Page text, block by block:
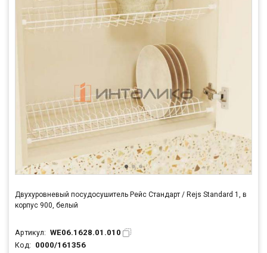
Двухуровневый посудосушитель Рейс Стандарт / Rejs Standard 1, в
корпус 900, белый
Артикул: WE06.1628.01.010
Код: 0000/161356